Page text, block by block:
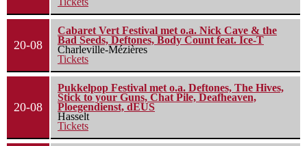
20-08
Cabaret Vert Festival met o.a. Nick Cave & the
Bad Seeds, Deftones, Body Count feat. Ice-T
Charleville-Mézières
Tickets
20-08
Pukkelpop Festival met o.a. Deftones, The Hives,
Stick to your Guns, Chat Pile, Deafheaven,
Ploegendienst, dEUS
Hasselt
Tickets